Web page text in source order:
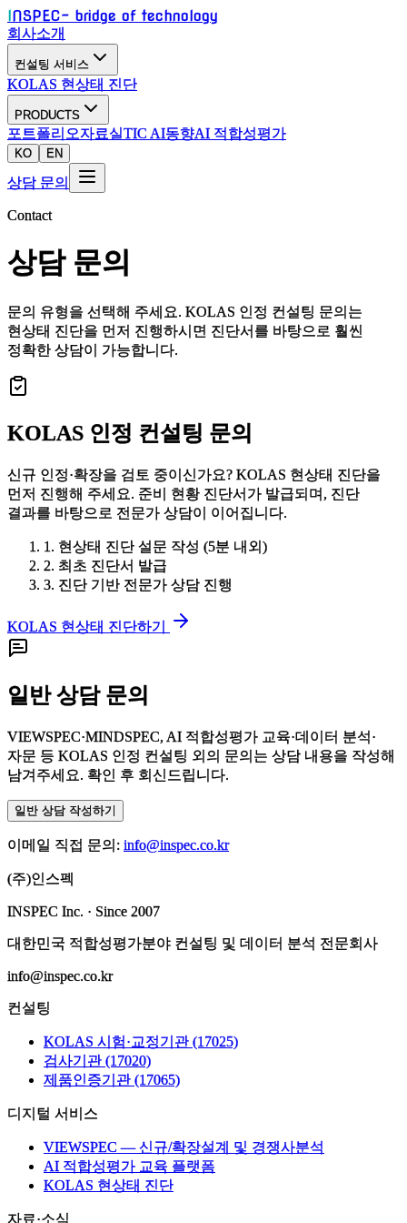
INSPEC- bridge of technology
회사소개
컨설팅 서비스
KOLAS 현상태 진단
PRODUCTS
포트폴리오자료실TIC AI동향AI 적합성평가
KO EN
상담 문의
Contact
상담 문의
문의 유형을 선택해 주세요. KOLAS 인정 컨설팅 문의는
현상태 진단을 먼저 진행하시면 진단서를 바탕으로 훨씬
정확한 상담이 가능합니다.
KOLAS 인정 컨설팅 문의
신규 인정·확장을 검토 중이신가요? KOLAS 현상태 진단을
먼저 진행해 주세요. 준비 현황 진단서가 발급되며, 진단
결과를 바탕으로 전문가 상담이 이어집니다.
1. 현상태 진단 설문 작성 (5분 내외)
2. 최초 진단서 발급
3. 진단 기반 전문가 상담 진행
KOLAS 현상태 진단하기
일반 상담 문의
VIEWSPEC·MINDSPEC, AI 적합성평가 교육·데이터 분석·
자문 등 KOLAS 인정 컨설팅 외의 문의는 상담 내용을 작성해
남겨주세요. 확인 후 회신드립니다.
일반 상담 작성하기
이메일 직접 문의: info@inspec.co.kr
(주)인스펙
INSPEC Inc. · Since 2007
대한민국 적합성평가분야 컨설팅 및 데이터 분석 전문회사
info@inspec.co.kr
컨설팅
KOLAS 시험·교정기관 (17025)
검사기관 (17020)
제품인증기관 (17065)
디지털 서비스
VIEWSPEC — 신규/확장설계 및 경쟁사분석
AI 적합성평가 교육 플랫폼
KOLAS 현상태 진단
자료·소식